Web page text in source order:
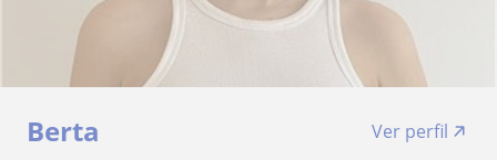
Berta
Ver perfil